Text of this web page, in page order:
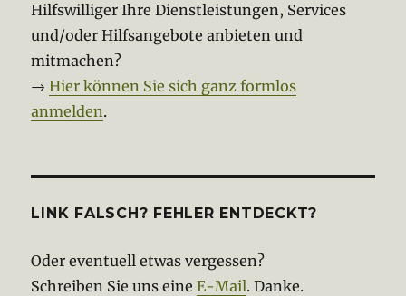
Hilfswilliger Ihre Dienstleistungen, Services
und/oder Hilfsangebote anbieten und
mitmachen?
→Hier können Sie sich ganz formlos
anmelden.
LINK FALSCH? FEHLER ENTDECKT?
Oder eventuell etwas vergessen?
Schreiben Sie uns eineE-Mail. Danke.